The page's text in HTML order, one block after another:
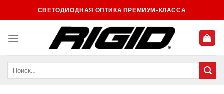
to
СВЕТОДИОДНАЯ ОПТИКА ПРЕМИУМ-КЛАССА